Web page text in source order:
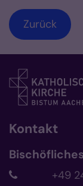
Zurück
Kontakt
+49